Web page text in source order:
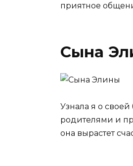
приятное
Сына
Узнала я о
родителями и
она вырастет